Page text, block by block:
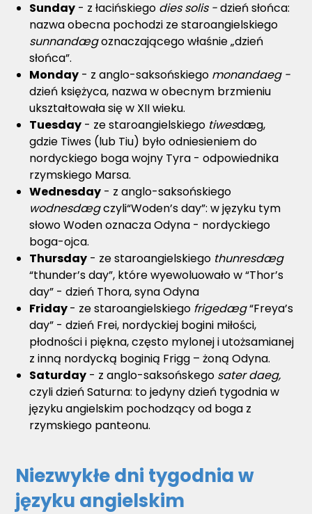
Sunday - z łacińskiego dies solis -dzień słońca:
nazwa obecna pochodzi ze staroangielskiego
sunnandægoznaczającego właśnie „dzień
słońca”.
Monday - z anglo-saksońskiego monandaeg -
dzień księżyca, nazwa w obecnym brzmieniu
ukształtowała się w XII wieku.
Tuesday - ze staroangielskiego tiwesdæg,
gdzie Tiwes (lub Tiu) było odniesieniem do
nordyckiego boga wojny Tyra - odpowiednika
rzymskiego Marsa.
Wednesday - z anglo-saksońskiego
wodnesdægczyli“Woden’s day”: w języku tym
słowo Woden oznacza Odyna - nordyckiego
boga-ojca.
Thursday - ze staroangielskiego thunresdæg
“thunder’s day”, które wyewoluowało w “Thor’s
day” - dzień Thora, syna Odyna
Friday- ze staroangielskiego frigedæg“Freya’s
day” - dzień Frei, nordyckiej bogini miłości,
płodności i piękna, często mylonej i utożsamianej
z inną nordycką boginią Frigg – żoną Odyna.
Saturday - z anglo-saksońskego sater daeg,
czyli dzień Saturna: to jedyny dzień tygodnia w
języku angielskim pochodzący od boga z
rzymskiego panteonu.
Niezwykłe dni tygodnia w
języku angielskim